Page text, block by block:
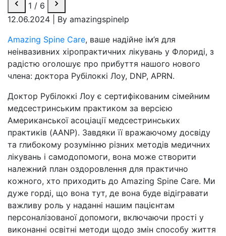
1 / 6
12.06.2024
By amazingspinelp
Amazing Spine Care, ваше надійне ім’я для
неінвазивних хіропрактичних лікувань у Флориді, з
радістю оголошує про прибуття нашого нового
члена: доктора Рубілоккі Лоу, DNP, APRN.
Доктор Рубілоккі Лоу є сертифікованим сімейним
медсестринським практиком за версією
Американської асоціації медсестринських
практиків (AANP). Завдяки її вражаючому досвіду
та глибокому розумінню різних методів медичних
лікувань і самодопомоги, вона може створити
належний план оздоровлення для практично
кожного, хто приходить до Amazing Spine Care. Ми
дуже горді, що вона тут, де вона буде відігравати
важливу роль у наданні нашим пацієнтам
персоналізованої допомоги, включаючи прості у
виконанні освітні методи щодо змін способу життя